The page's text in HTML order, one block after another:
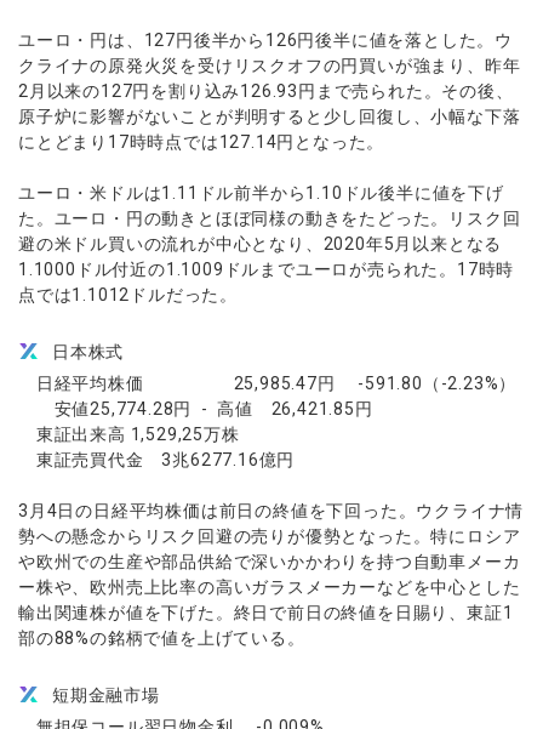
ユーロ・円は、127円後半から126円後半に値を落とした。ウ
クライナの原発火災を受けリスクオフの円買いが強まり、昨年
2月以来の127円を割り込み126.93円まで売られた。その後、
原子炉に影響がないことが判明すると少し回復し、小幅な下落
にとどまり17時時点では127.14円となった。
ユーロ・米ドルは1.11ドル前半から1.10ドル後半に値を下げ
た。ユーロ・円の動きとほぼ同様の動きをたどった。リスク回
避の米ドル買いの流れが中心となり、2020年5月以来となる
1.1000ドル付近の1.1009ドルまでユーロが売られた。17時時
点では1.1012ドルだった。
日本株式
日経平均株価 25,985.47円 -591.80（-2.23%）
安値25,774.28円 - 高値 26,421.85円
東証出来高 1,529,25万株
東証売買代金 3兆6277.16億円
3月4日の日経平均株価は前日の終値を下回った。ウクライナ情
勢への懸念からリスク回避の売りが優勢となった。特にロシア
や欧州での生産や部品供給で深いかかわりを持つ自動車メーカ
ー株や、欧州売上比率の高いガラスメーカーなどを中心とした
輸出関連株が値を下げた。終日で前日の終値を日賜り、東証1
部の88%の銘柄で値を上げている。
短期金融市場